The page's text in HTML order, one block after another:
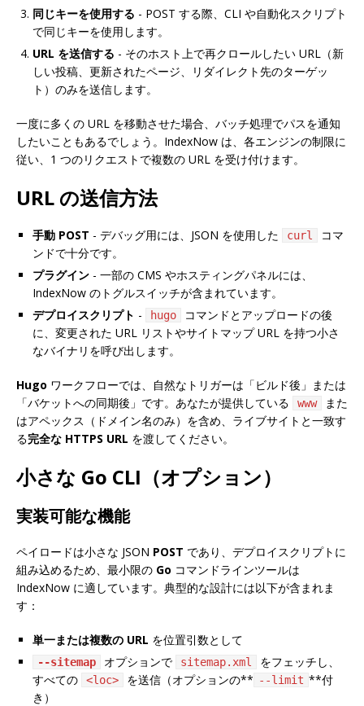
同じキーを使用する - POST する際、CLI や自動化スクリプト
で同じキーを使用します。
URL を送信する - そのホスト上で再クロールしたい URL（新
しい投稿、更新されたページ、リダイレクト先のターゲッ
ト）のみを送信します。
一度に多くの URL を移動させた場合、バッチ処理でパスを通知
したいこともあるでしょう。IndexNow は、各エンジンの制限に
従い、1 つのリクエストで複数の URL を受け付けます。
URL の送信方法
手動 POST - デバッグ用には、JSON を使用した curl
コマ
ンドで十分です。
プラグイン - 一部の CMS やホスティングパネルには、
IndexNow のトグルスイッチが含まれています。
デプロイスクリプト - hugo
コマンドとアップロードの後
に、変更された URL リストやサイトマップ URL を持つ小さ
なバイナリを呼び出します。
Hugo ワークフローでは、自然なトリガーは「ビルド後」または
「バケットへの同期後」です。あなたが提供している
www
また
はアペックス（ドメイン名のみ）を含め、ライブサイトと一致す
る完全な HTTPS URL を渡してください。
小さな Go CLI（オプション）
実装可能な機能
ペイロードは小さな JSON POST であり、デプロイスクリプトに
組み込めるため、最小限の Go コマンドラインツールは
IndexNow に適しています。典型的な設計には以下が含まれま
す：
単一または複数の URL を位置引数として
--sitemap オプションで sitemap.xml
をフェッチし、
すべての
<loc> を送信（オプションの** --limit **付
き）